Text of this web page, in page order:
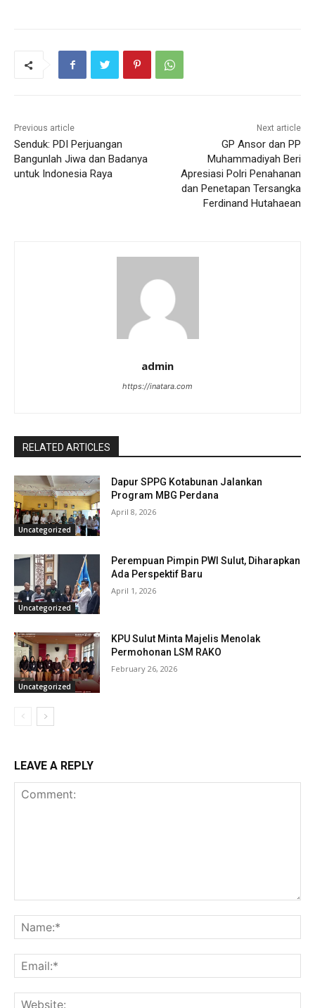
Previous article
Senduk: PDI Perjuangan
Bangunlah Jiwa dan Badanya
untuk Indonesia Raya
Next article
GP Ansor dan PP
Muhammadiyah Beri
Apresiasi Polri Penahanan
dan Penetapan Tersangka
Ferdinand Hutahaean
admin
https://inatara.com
RELATED ARTICLES
Uncategorized
Dapur SPPG Kotabunan Jalankan
Program MBG Perdana
April 8, 2026
Uncategorized
Perempuan Pimpin PWI Sulut, Diharapkan
Ada Perspektif Baru
April 1, 2026
Uncategorized
KPU Sulut Minta Majelis Menolak
Permohonan LSM RAKO
February 26, 2026
LEAVE A REPLY